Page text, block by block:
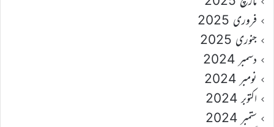
فروری 2025
جنوری 2025
دسمبر 2024
نومبر 2024
اکتوبر 2024
ستمبر 2024